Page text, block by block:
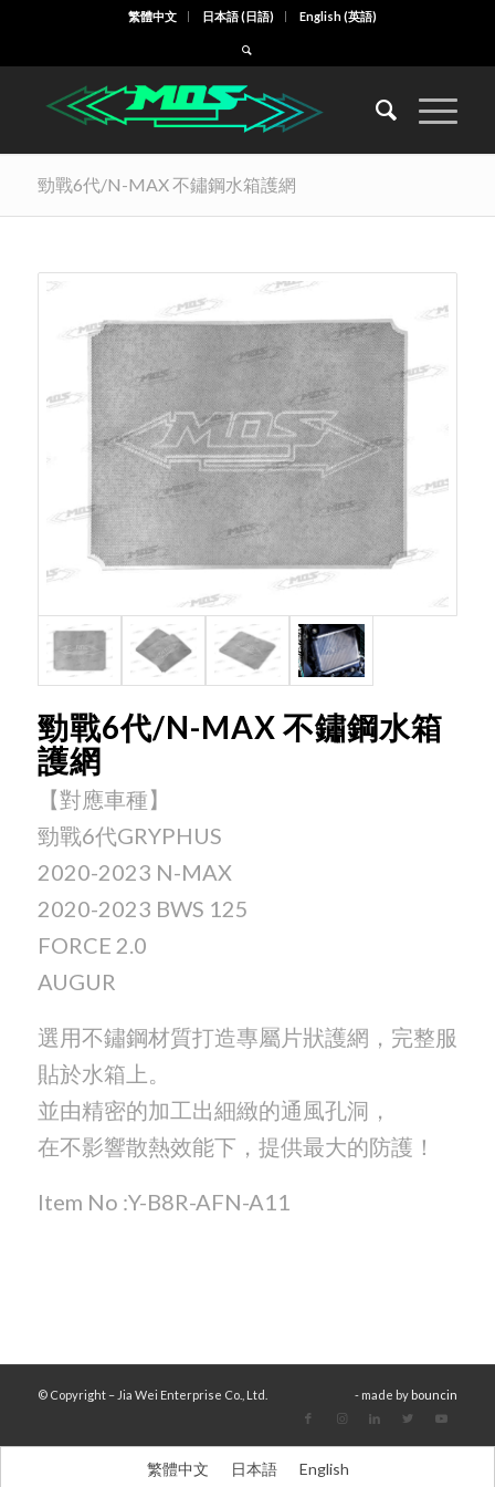
繁體中文 日本語(日語) English(英語)
勁戰6代/N-MAX 不鏽鋼水箱護網
勁戰6代/N-MAX 不鏽鋼水箱
護網
【對應車種】
勁戰6代GRYPHUS
2020-2023 N-MAX
2020-2023 BWS 125
FORCE 2.0
AUGUR
選用不鏽鋼材質打造專屬片狀護網，完整服
貼於水箱上。
並由精密的加工出細緻的通風孔洞，
在不影響散熱效能下，提供最大的防護！
Item No :Y-B8R-AFN-A11
© Copyright – Jia Wei Enterprise Co., Ltd. - made by bouncin
繁體中文 日本語 English